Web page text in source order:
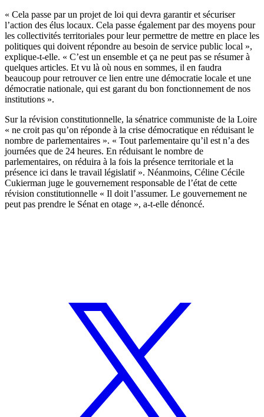
« Cela passe par un projet de loi qui devra garantir et sécuriser
l’action des élus locaux. Cela passe également par des moyens pour
les collectivités territoriales pour leur permettre de mettre en place les
politiques qui doivent répondre au besoin de service public local »,
explique-t-elle. « C’est un ensemble et ça ne peut pas se résumer à
quelques articles. Et vu là où nous en sommes, il en faudra
beaucoup pour retrouver ce lien entre une démocratie locale et une
démocratie nationale, qui est garant du bon fonctionnement de nos
institutions ».
Sur la révision constitutionnelle, la sénatrice communiste de la Loire
« ne croit pas qu’on réponde à la crise démocratique en réduisant le
nombre de parlementaires ». « Tout parlementaire qu’il est n’a des
journées que de 24 heures. En réduisant le nombre de
parlementaires, on réduira à la fois la présence territoriale et la
présence ici dans le travail législatif ». Néanmoins, Céline Cécile
Cukierman juge le gouvernement responsable de l’état de cette
révision constitutionnelle « Il doit l’assumer. Le gouvernement ne
peut pas prendre le Sénat en otage », a-t-elle dénoncé.